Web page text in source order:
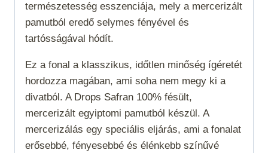
természetesség esszenciája, mely a mercerizált
pamutból eredő selymes fényével és
tartósságával hódít.
Ez a fonal a klasszikus, időtlen minőség ígéretét
hordozza magában, ami soha nem megy ki a
divatból. A Drops Safran 100% fésült,
mercerizált egyiptomi pamutból készül. A
mercerizálás egy speciális eljárás, ami a fonalat
erősebbé, fényesebbé és élénkebb színűvé